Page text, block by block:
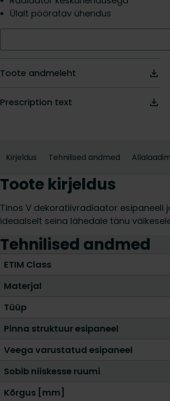
Ülalt pööratav ühendus
Toote andmeleht
Prescription text
Kirjeldus Tehnilised andmed
Toote kirjeldus
Tinos V dekoratiivradiaator esipaneeli
ideaalselt seina lähedale tänu
Tehnilised andmed
ETIM Class
Materjal
Tüüp
Pinna struktuur esipaneel
Veega varustatud esipaneel
Sobib niiskesse ruumi
Kõrgus [mm]